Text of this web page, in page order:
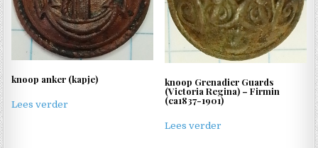
knoop anker (kapje)
Lees verder
knoop Grenadier Guards
(Victoria Regina) – Firmin
(ca1837-1901)
Lees verder